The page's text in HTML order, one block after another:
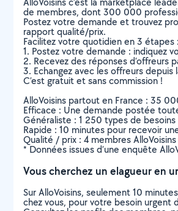
de membres, dont 300 000
Postez votre demande et trouvez
rapport qualité/prix.
Facilitez votre quotidien en 3 étapes :
1. Postez votre demande : indiquez
2. Recevez des réponses d’offreurs
3. Echangez avec les offreurs
C’est gratuit et sans commission !
AlloVoisins partout en France : 35
Efficace : Une demande postée
Généraliste : 1 250 types de
Rapide : 10 minutes pour recevoir
Qualité / prix : 4 membres
* Données issues d’une enquête
Vous cherchez un elagueur en
Sur AlloVoisins, seulement 10
chez vous, pour votre besoin urgent